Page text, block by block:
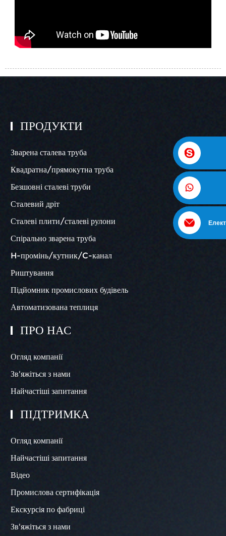
ПРОДУКТИ
Зварена сталева труба
Квадратна/прямокутна труба
Безшовні сталеві труби
Сталевий дріт
Сталеві плити/сталеві рулони
Спірально зварена труба
H-промінь/кутник/C-канал
Риштування
Підйомник промислових будівель
Автоматизована теплиця
ПРО НАС
Огляд компанії
Зв'яжіться з нами
Найчастіші запитання
ПІДТРИМКА
Огляд компанії
Найчастіші запитання
Відео
Промислова сертифікація
Екскурсія по фабриці
Зв'яжіться з нами